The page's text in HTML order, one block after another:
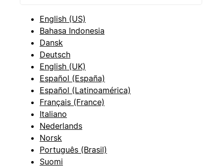
English (US)
Bahasa Indonesia
Dansk
Deutsch
English (UK)
Español (España)
Español (Latinoamérica)
Français (France)
Italiano
Nederlands
Norsk
Português (Brasil)
Suomi